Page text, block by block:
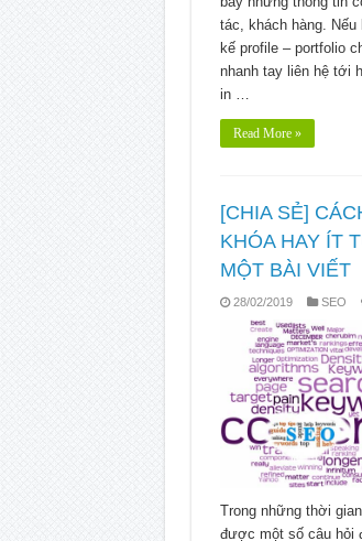
tác, khách hàng. Nếu
kế profile – portfolio
nhanh tay liên hệ tới
in …
Read More »
[CHIA SẺ]
KHÓA HAY ÍT
MỘT BÀI VIẾT
28/02/2019 SEO
Trong những thời
được một số câu hỏi